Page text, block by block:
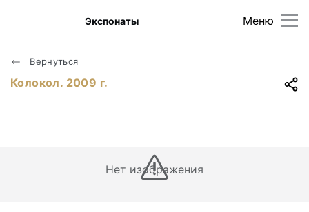
Меню
Экспонаты
Вернуться
Колокол. 2009 г.
Нет изображения